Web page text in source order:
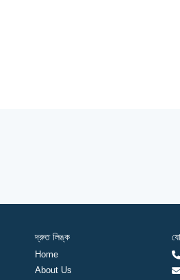
দ্রুত লিঙ্ক
Home
About Us